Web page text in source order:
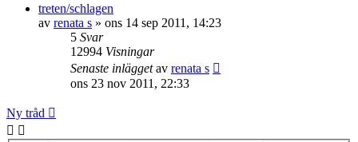
treten/schlagen
av renata s » ons 14 sep 2011, 14:23
5 Svar
12994 Visningar
Senaste inläggetav renata s
ons 23 nov 2011, 22:33
Ny tråd